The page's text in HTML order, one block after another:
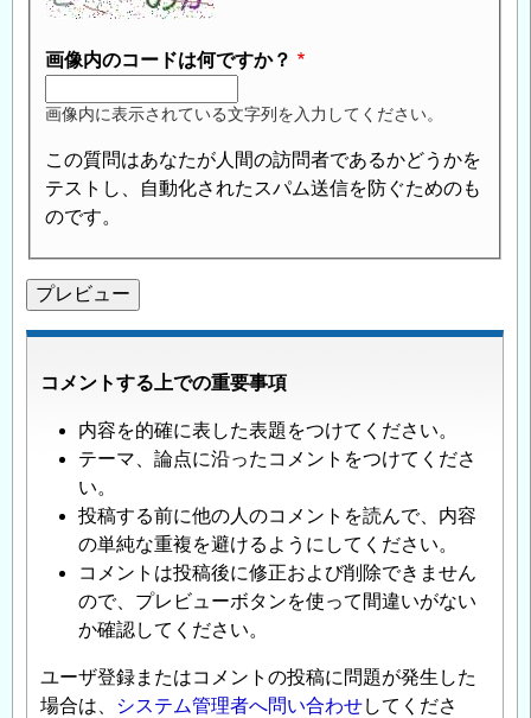
画像内のコードは何ですか？
画像内に表示されている文字列を入力してください。
この質問はあなたが人間の訪問者であるかどうかを
テストし、自動化されたスパム送信を防ぐためのも
のです。
コメントする上での重要事項
内容を的確に表した表題をつけてください。
テーマ、論点に沿ったコメントをつけてくださ
い。
投稿する前に他の人のコメントを読んで、内容
の単純な重複を避けるようにしてください。
コメントは投稿後に修正および削除できません
ので、プレビューボタンを使って間違いがない
か確認してください。
ユーザ登録またはコメントの投稿に問題が発生した
場合は、
システム管理者へ問い合わせしてくださ